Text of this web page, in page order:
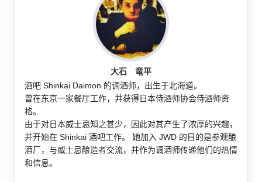
大石 竜平
酒吧 Shinkai Daimon 的调酒师，出生于北海道。
曾在东京一家餐厅工作，并获得日本侍酒师协会侍酒师资
格。
由于对日本威士忌知之甚少，因此对其产生了浓厚的兴趣，
并开始在 Shinkai 酒吧工作。 她加入 JWD 的目的是参观酿
酒厂，与威士忌酿造者交流，并作为调酒师传递他们的热情
和信息。